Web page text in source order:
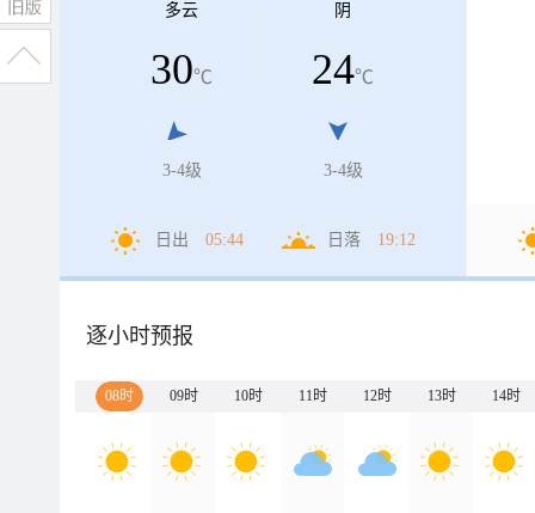
多云
30℃
3-4级
阴
24℃
3-4级
日出 05:44 日落 19:12
逐小时预报
08时 09时 10时 11时 12时 13时 14时